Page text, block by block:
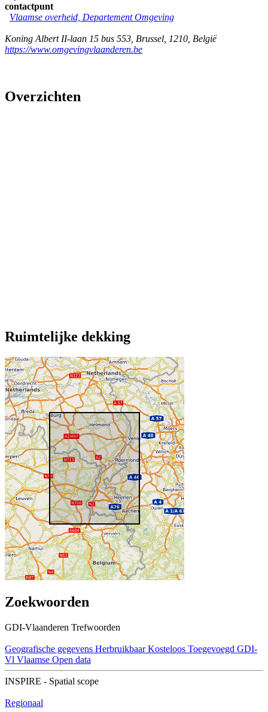
contactpunt
Vlaamse overheid, Departement Omgeving
Koning Albert II-laan 15 bus 553 Brussel 1210 België
https://www.omgevingvlaanderen.be
Overzichten
Ruimtelijke dekking
Zoekwoorden
GDI-Vlaanderen Trefwoorden
Geografische gegevens Herbruikbaar Kosteloos Toegevoegd GDI-
Vl Vlaamse Open data
INSPIRE - Spatial scope
Regionaal